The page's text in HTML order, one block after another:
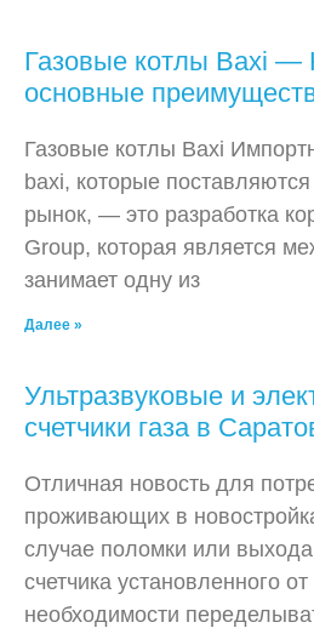
Газовые котлы Baxi —
основные
Газовые котлы Baxi
baxi, которые
рынок, — это разработка
Group, которая является
занимает одну из
Далее »
Ультразвуковые и
счетчики газа в
Отличная новость для
проживающих в
случае поломки или выхода
счетчика установленного
необходимости